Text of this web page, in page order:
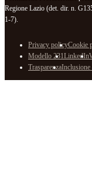
Regione Lazio (det. dir. n.
1-7).
Privacy policyCookie
Modello 231LinkedIn
TrasparenzaInclusione